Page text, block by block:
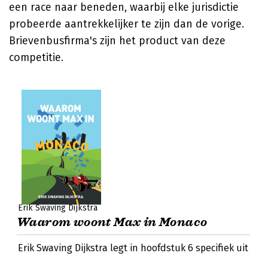
een race naar beneden, waarbij elke jurisdictie
probeerde aantrekkelijker te zijn dan de vorige.
Brievenbusfirma's zijn het product van deze
competitie.
Erik Swaving Dijkstra
Waarom woont Max in Monaco
Erik Swaving Dijkstra legt in hoofdstuk 6 specifiek uit